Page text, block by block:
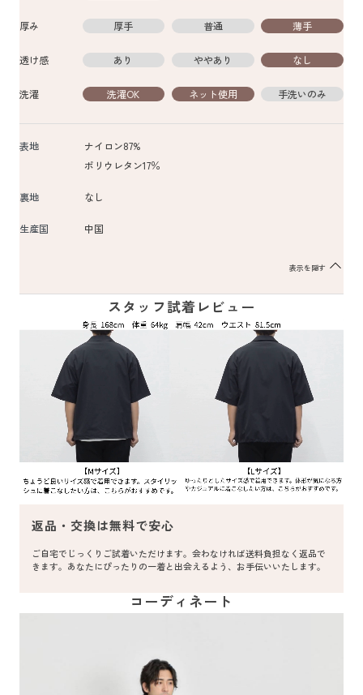
厚み 厚手 普通 薄手
透け感 あり ややあり なし
洗濯 洗濯OK ネット使用 手洗いのみ
表地
ナイロン87%
ポリウレタン17％
裏地 なし
生産国 中国
表示を隠す
スタッフ試着レビュー
返品・交換は無料で安心
ご自宅でじっくりご試着いただけます。会わなければ送料負担なく返品で
きます。あなたにぴったりの一着と出会えるよう、お手伝いいたします。
コーディネート